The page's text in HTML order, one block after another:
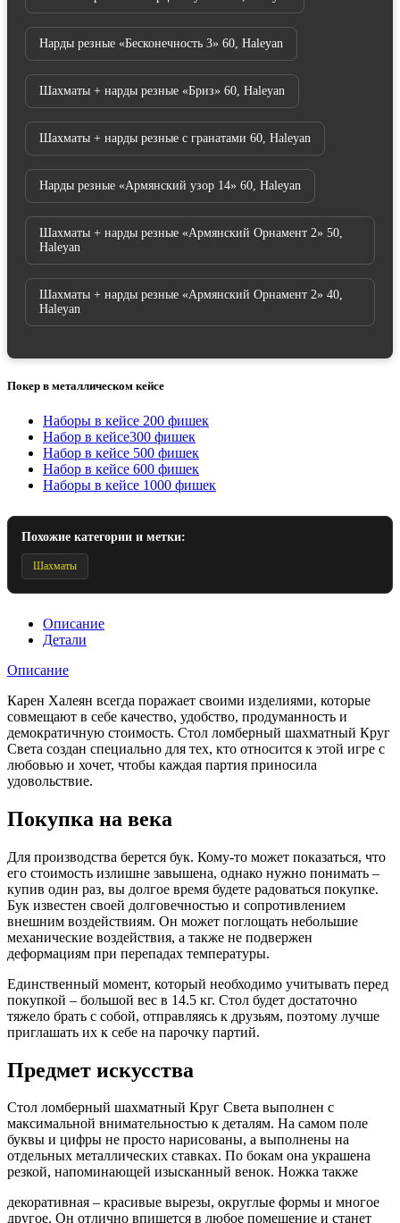
Нарды резные «Бесконечность 3» 60, Haleyan
Шахматы + нарды резные «Бриз» 60, Haleyan
Шахматы + нарды резные с гранатами 60, Haleyan
Нарды резные «Армянский узор 14» 60, Haleyan
Шахматы + нарды резные «Армянский Орнамент 2» 50,
Haleyan
Шахматы + нарды резные «Армянский Орнамент 2» 40,
Haleyan
Покер в металлическом кейсе
Наборы в кейсе 200 фишек
Набор в кейсе300 фишек
Набор в кейсе 500 фишек
Набор в кейсе 600 фишек
Наборы в кейсе 1000 фишек
Похожие категории и метки:
Шахматы
Описание
Детали
Описание
Карен Халеян всегда поражает своими изделиями, которые
совмещают в себе качество, удобство, продуманность и
демократичную стоимость. Стол ломберный шахматный Круг
Света создан специально для тех, кто относится к этой игре с
любовью и хочет, чтобы каждая партия приносила
удовольствие.
Покупка на века
Для производства берется бук. Кому-то может показаться, что
его стоимость излишне завышена, однако нужно понимать –
купив один раз, вы долгое время будете радоваться покупке.
Бук известен своей долговечностью и сопротивлением
внешним воздействиям. Он может поглощать небольшие
механические воздействия, а также не подвержен
деформациям при перепадах температуры.
Единственный момент, который необходимо учитывать перед
покупкой – большой вес в 14.5 кг. Стол будет достаточно
тяжело брать с собой, отправляясь к друзьям, поэтому лучше
приглашать их к себе на парочку партий.
Предмет искусства
Стол ломберный шахматный Круг Света выполнен с
максимальной внимательностью к деталям. На самом поле
буквы и цифры не просто нарисованы, а выполнены на
отдельных металлических ставках. По бокам она украшена
резкой, напоминающей изысканный венок. Ножка также
декоративная – красивые вырезы, округлые формы и многое
другое. Он отлично впишется в любое помещение и станет